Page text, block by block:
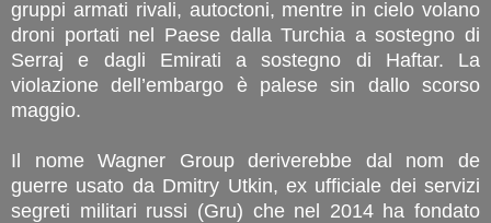
gruppi armati rivali, autoctoni, mentre in cielo volano
droni portati nel Paese dalla Turchia a sostegno di
Serraj e dagli Emirati a sostegno di Haftar. La
violazione dell’embargo è palese sin dallo scorso
maggio.
Il nome Wagner Group deriverebbe dal nom de
guerre usato da Dmitry Utkin, ex ufficiale dei servizi
segreti militari russi (Gru) che nel 2014 ha fondato